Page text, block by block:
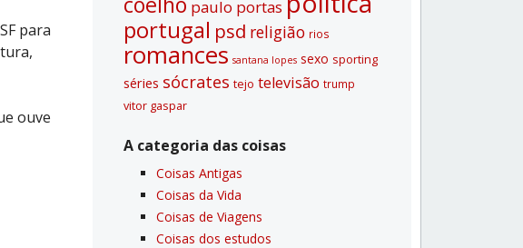
para
ouve
paulo portas
portugal psd religião rios
romances santana lopes sexo sporting
séries sócrates tejo televisão trump
vitor gaspar
A categoria das coisas
Coisas Antigas
Coisas da Vida
Coisas de Viagens
Coisas dos estudos